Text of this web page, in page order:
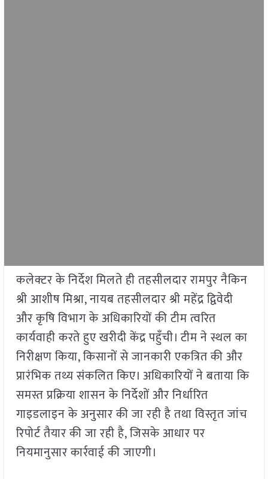
कलेक्टर के निर्देश मिलते ही तहसीलदार रामपुर नैकिन
श्री आशीष मिश्रा, नायब तहसीलदार श्री महेंद्र द्विवेदी
और कृषि विभाग के अधिकारियों की टीम त्वरित
कार्यवाही करते हुए खरीदी केंद्र पहुँची। टीम ने स्थल का
निरीक्षण किया, किसानों से जानकारी एकत्रित की और
प्रारंभिक तथ्य संकलित किए। अधिकारियों ने बताया कि
समस्त प्रक्रिया शासन के निर्देशों और निर्धारित
गाइडलाइन के अनुसार की जा रही है तथा विस्तृत जांच
रिपोर्ट तैयार की जा रही है, जिसके आधार पर
नियमानुसार कार्रवाई की जाएगी।